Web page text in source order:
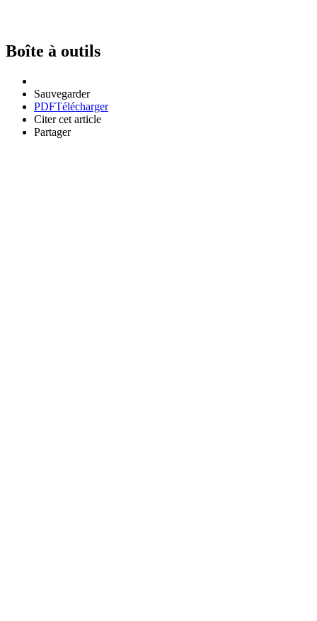
Boîte à outils
Sauvegarder
PDFTélécharger
Citer cet article
Partager